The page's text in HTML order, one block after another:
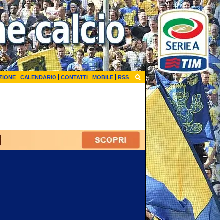
CALENDARIO CONTATTI MOBILE RSS